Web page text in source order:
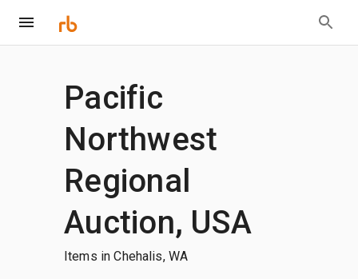
Pacific
Northwest
Regional
Auction, USA
Items in Chehalis, WA